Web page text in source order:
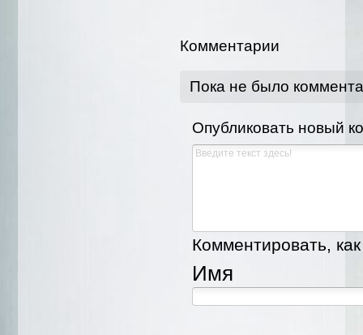
Комментарии
Пока не было
Опубликовать новый
Комментировать,
Имя